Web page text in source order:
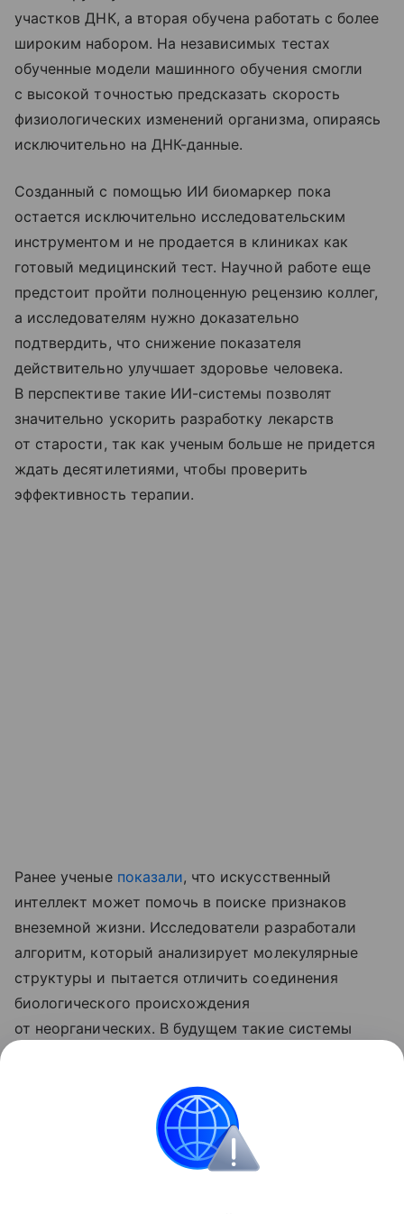
участков ДНК, а вторая обучена работать с более
широким набором. На независимых тестах
обученные модели машинного обучения смогли
с высокой точностью предсказать скорость
физиологических изменений организма, опираясь
исключительно на ДНК-данные.
Созданный с помощью ИИ биомаркер пока
остается исключительно исследовательским
инструментом и не продается в клиниках как
готовый медицинский тест. Научной работе еще
предстоит пройти полноценную рецензию коллег,
а исследователям нужно доказательно
подтвердить, что снижение показателя
действительно улучшает здоровье человека.
В перспективе такие ИИ-системы позволят
значительно ускорить разработку лекарств
от старости, так как ученым больше не придется
ждать десятилетиями, чтобы проверить
эффективность терапии.
Ранее ученые показали, что искусственный
интеллект может помочь в поиске признаков
внеземной жизни. Исследователи разработали
алгоритм, который анализирует молекулярные
структуры и пытается отличить соединения
биологического происхождения
от неорганических. В будущем такие системы
на Марсе, Луне и других небесных телах.